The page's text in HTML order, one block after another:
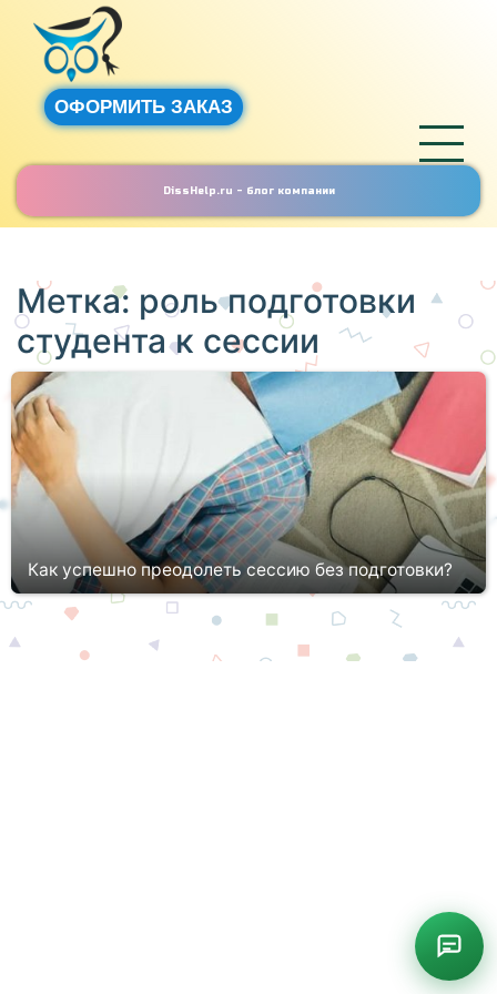
ОФОРМИТЬ ЗАКАЗ
DissHelp.ru - блог компании
Метка: роль подготовки
студента к сессии
Как успешно преодолеть сессию без подготовки?
Сдать сессию без малейших усилий, бессонных ночей – мечта
Сегодня мы расскажем, как это сделать с минимумом